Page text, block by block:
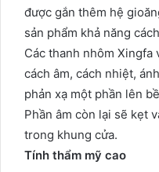
được gắn thêm hệ
sản phẩm khả năng
Các thanh nhôm Xingfa
cách âm, cách nhiệt,
phản xạ một phần lên
Phần âm còn lại sẽ kẹt
trong khung cửa.
Tính thẩm mỹ cao